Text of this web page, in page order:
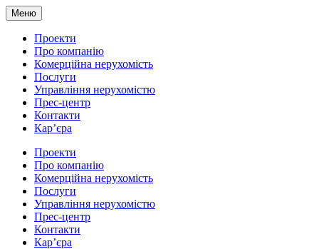
Меню
Проекти
Про компанію
Комерційна нерухомість
Послуги
Управління нерухомістю
Прес-центр
Контакти
Кар’єра
Проекти
Про компанію
Комерційна нерухомість
Послуги
Управління нерухомістю
Прес-центр
Контакти
Кар’єра